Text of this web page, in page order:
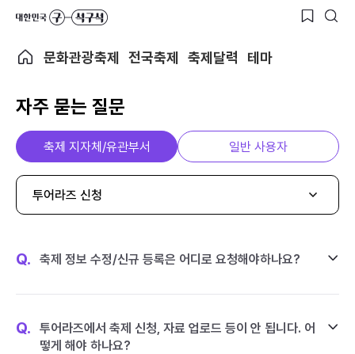
문화관광축제 전국축제 축제달력 테마
자주 묻는 질문
축제 지자체/유관부서 일반 사용자
투어라즈 신청
Q. 축제 정보 수정/신규 등록은 어디로 요청해야하나요?
Q.
투어라즈에서 축제 신청, 자료 업로드 등이 안 됩니다. 어
떻게 해야 하나요?